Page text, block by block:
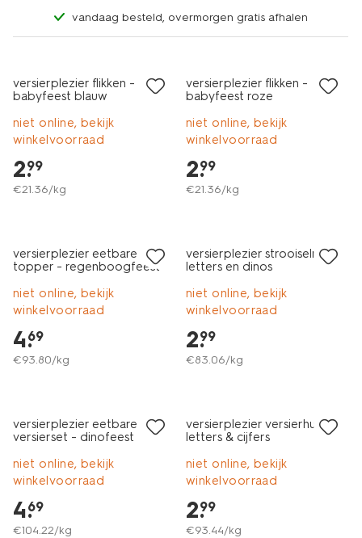
vandaag besteld, overmorgen gratis afhalen
versierplezier flikken -
babyfeest blauw
niet online, bekijk
winkelvoorraad
2.
99
€21.36/kg
versierplezier flikken -
babyfeest roze
niet online, bekijk
winkelvoorraad
2.
99
€21.36/kg
versierplezier eetbare
topper - regenboogfeest
niet online, bekijk
winkelvoorraad
4.
69
€93.80/kg
versierplezier strooiselmix
letters en dinos
niet online, bekijk
winkelvoorraad
2.
99
€83.06/kg
versierplezier eetbare
versierset - dinofeest
niet online, bekijk
winkelvoorraad
4.
69
€104.22/kg
versierplezier versierhulpje
letters & cijfers
niet online, bekijk
winkelvoorraad
2.
99
€93.44/kg